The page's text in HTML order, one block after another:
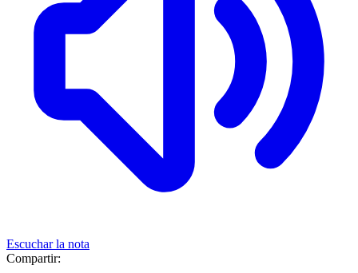
Escuchar la nota
Compartir: